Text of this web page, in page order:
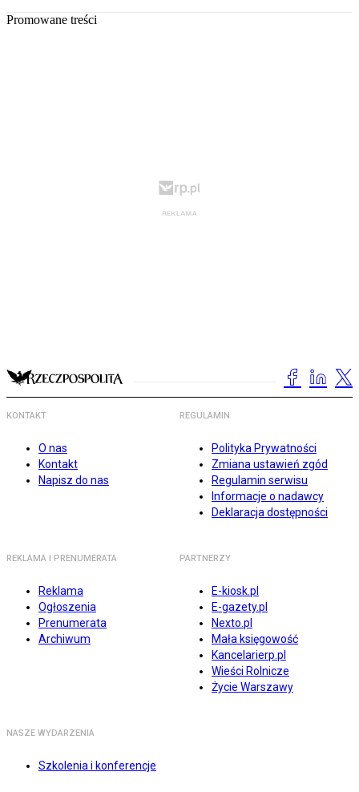
Promowane treści
KONTAKT
O nas
Kontakt
Napisz do nas
REGULAMIN
Polityka Prywatności
Zmiana ustawień zgód
Regulamin serwisu
Informacje o nadawcy
Deklaracja dostępności
REKLAMA I PRENUMERATA
Reklama
Ogłoszenia
Prenumerata
Archiwum
PARTNERZY
E-kiosk.pl
E-gazety.pl
Nexto.pl
Mała księgowość
Kancelarierp.pl
Wieści Rolnicze
Życie Warszawy
NASZE WYDARZENIA
Szkolenia i konferencje